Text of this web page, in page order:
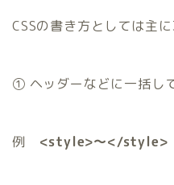
CSSの書き方としては主
① ヘッダーなどに一括し
例 <style>～</style>